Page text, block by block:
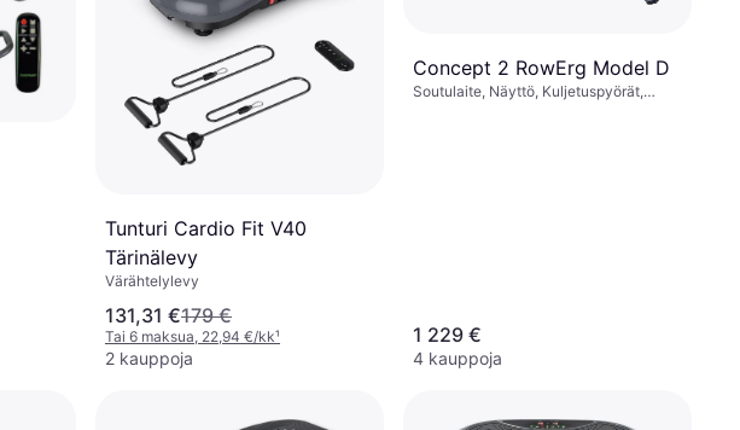
Tunturi Cardio Fit V40
Tärinälevy
Värähtelylevy
131,31 €179 €
Tai 6 maksua, 22,94 €/kk¹
2 kauppoja
Concept 2 RowErg Model D
Soutulaite, Näyttö, Kuljetuspyörät,
1 229 €
4 kauppoja